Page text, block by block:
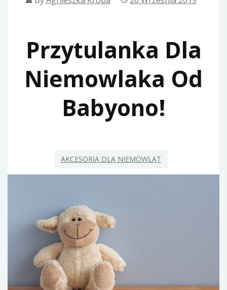
Przytulanka Dla
Niemowlaka Od
Babyono!
AKCESORIA DLA NIEMOWLĄT